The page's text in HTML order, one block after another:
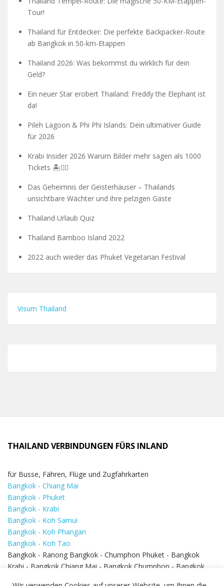
Tour!
Thailand für Entdecker: Die perfekte Backpacker-Route
ab Bangkok in 50-km-Etappen
Thailand 2026: Was bekommst du wirklich für dein
Geld?
Ein neuer Star erobert Thailand: Freddy the Elephant ist
da!
Pileh Lagoon & Phi Phi Islands: Dein ultimativer Guide
für 2026
Krabi Insider 2026 Warum Bilder mehr sagen als 1000
Tickets 🏝️🧗‍♂️
Das Geheimnis der Geisterhäuser – Thailands
unsichtbare Wächter und ihre pelzigen Gäste
Thailand Urlaub Quiz
Thailand Bamboo Island 2022
2022 auch wieder das Phuket Vegetarian Festival
Visum Thailand
THAILAND VERBINDUNGEN FÜRS INLAND
für Busse, Fähren, Flüge und Zugfahrkarten
Bangkok - Chiang Mai
Bangkok - Phuket
Bangkok - Krabi
Bangkok - Koh Samui
Bangkok - Koh Phangan
Bangkok - Koh Tao
Bangkok - Ranong Bangkok - Chumphon Phuket - Bangkok
Krabi - Bangkok Chiang Mai - Bangkok Chumphon - Bangkok